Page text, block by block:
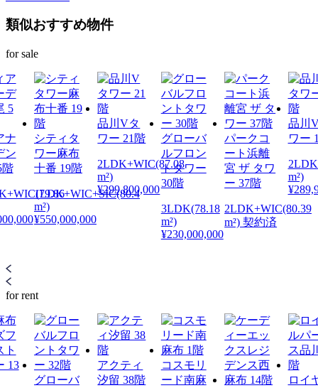
類似おすすめ物件
for sale
ナ
ン
階
シティタ
ワー麻布
十番 19階
1LDK+WIC+SIC(80.4
m²)
¥550,000,000
品川Vタ
ワー 21階
2LDK+WIC(87.08
m²)
¥299,800,000
グローバ
ルフロン
トタワー
30階
3LDK(78.18
m²)
¥230,000,000
パークコ
ート浜離
宮 ザ タワ
ー 37階
2LDK+WIC(80.39
m²) 契約済
品川
ワー
m²)
for rent
グローバ
アクティ
汐留 38階
コスモリ
ード南麻
ロイ